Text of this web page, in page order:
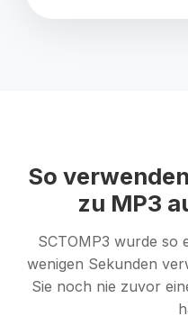
So
zu MP3
SCTOMP3 wurde so
wenigen Sekunden
Sie noch nie zuvor